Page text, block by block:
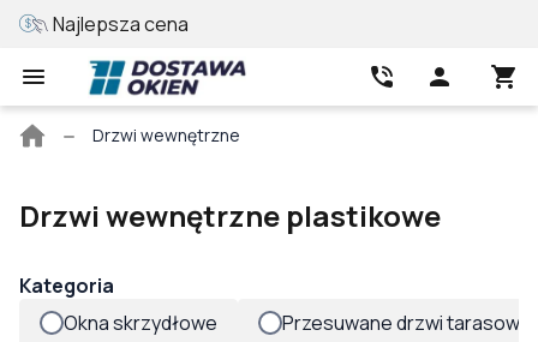
Najlepsza cena
Strona
Drzwi wewnętrzne
Drzwi wewnętrzne plastikowe
Kategoria
Okna skrzydłowe
Przesuwane drzwi tarasowe